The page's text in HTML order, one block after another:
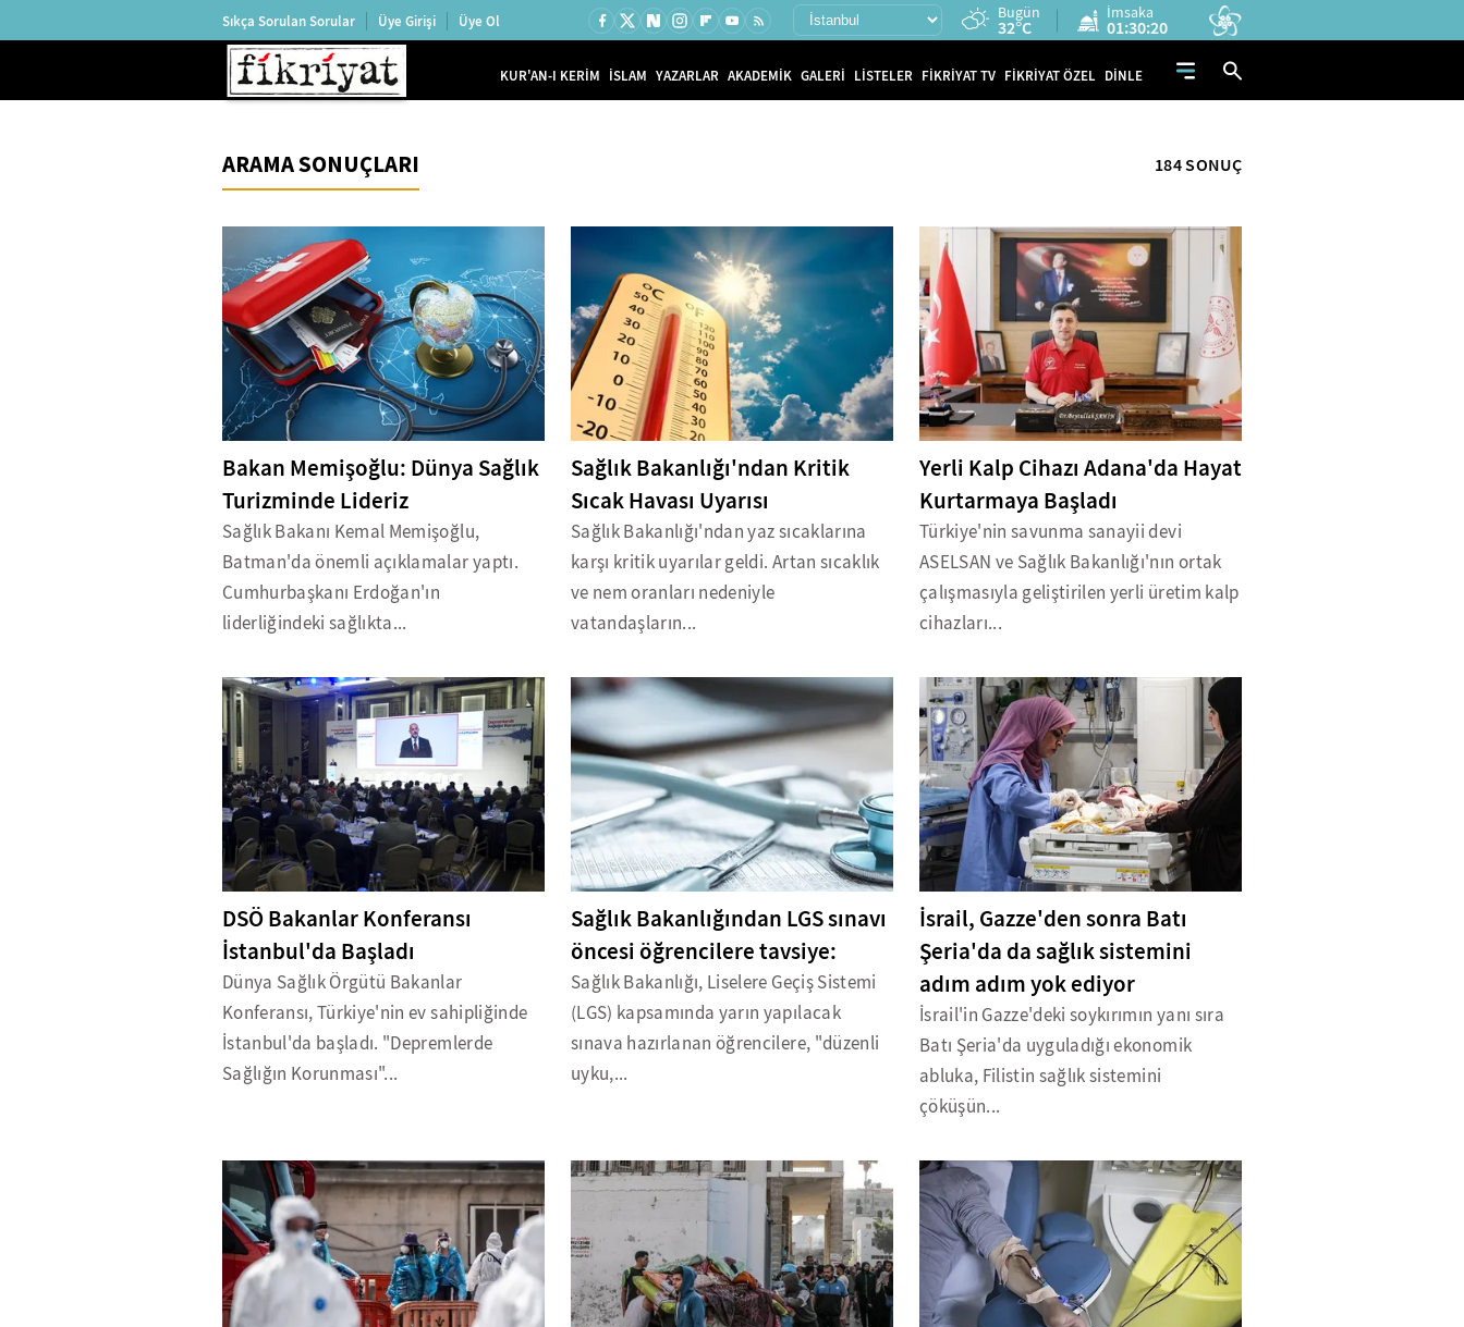
Sıkça Sorulan Sorular Üye Girişi Üye Ol Bugün
32°C
İmsaka
01:30:19
KUR'AN-I KERİM İSLAM YAZARLAR AKADEMİK GALERİ LİSTELER FİKRİYAT TV FİKRİYAT ÖZEL DİNLE
ARAMA SONUÇLARI 184 SONUÇ
Bakan Memişoğlu: Dünya Sağlık
Turizminde Lideriz
Sağlık Bakanı Kemal Memişoğlu,
Batman'da önemli açıklamalar yaptı.
Cumhurbaşkanı Erdoğan'ın
liderliğindeki sağlıkta...
Sağlık Bakanlığı'ndan Kritik
Sıcak Havası Uyarısı
Sağlık Bakanlığı'ndan yaz sıcaklarına
karşı kritik uyarılar geldi. Artan sıcaklık
ve nem oranları nedeniyle
vatandaşların...
Yerli Kalp Cihazı Adana'da Hayat
Kurtarmaya Başladı
Türkiye'nin savunma sanayii devi
ASELSAN ve Sağlık Bakanlığı'nın ortak
çalışmasıyla geliştirilen yerli üretim kalp
cihazları...
DSÖ Bakanlar Konferansı
İstanbul'da Başladı
Dünya Sağlık Örgütü Bakanlar
Konferansı, Türkiye'nin ev sahipliğinde
İstanbul'da başladı. "Depremlerde
Sağlığın Korunması"...
Sağlık Bakanlığından LGS sınavı
öncesi öğrencilere tavsiye:
Sağlık Bakanlığı, Liselere Geçiş Sistemi
(LGS) kapsamında yarın yapılacak
sınava hazırlanan öğrencilere, "düzenli
uyku,...
İsrail, Gazze'den sonra Batı
Şeria'da da sağlık sistemini
adım adım yok ediyor
İsrail'in Gazze'deki soykırımın yanı sıra
Batı Şeria'da uyguladığı ekonomik
abluka, Filistin sağlık sistemini
çöküşün...